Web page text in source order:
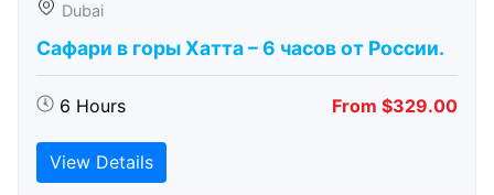
Dubai
Сафари в горы Хатта – 6 часов от России.
6 Hours From $329.00
View Details